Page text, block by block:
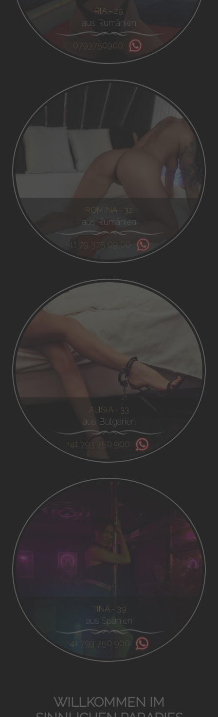
RIA - 29
aus Rumänien
0793750900
ROMINA - 32
aus Rumänien
+41 79 375 09 00
ALISIA - 33
aus Bulgarien
+41 793 750 900
TINA - 39
aus Spanien
+41 793 750 900
WILLKOMMEN IM